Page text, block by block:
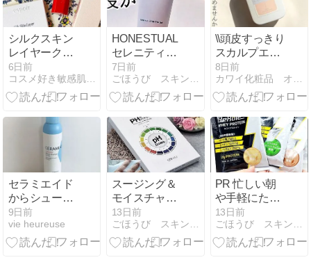
シルクスキン
レイヤークッ
ション #22 ペ
タル／プロボ
ンディングプ
6日前
コスメ好き敏感肌が目指すロハスな美的生活
HONESTUAL
セレニティー
０ オールイン
ワンジェルを
使用してみま
7日前
ごほうび スキンケア日記
\\頭皮すっきり
スカルプエッ
センスが30%
オフ！//
8日前
カワイ化粧品 オフィシャルブログ
セラミエイド
からシューッ
とひと吹きで
手軽にスキン
ケア
9日前
vie heureuse
スージング＆
モイスチャー
シートマスク
（アクアフィ
ット）レビュ
13日前
ごほうび スキンケア日記
PR 忙しい朝
や手軽にたん
ぱく質を摂り
たい時に♪
BeRule ホエ
13日前
ごほうび スキンケア日記